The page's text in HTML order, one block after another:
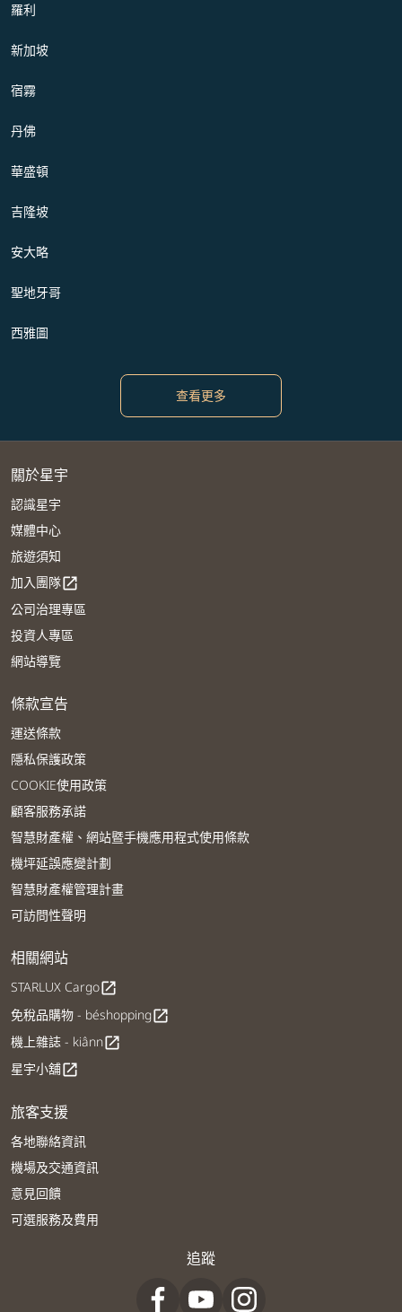
羅利
新加坡
宿霧
丹佛
華盛頓
吉隆坡
安大略
聖地牙哥
西雅圖
查看更多
關於星宇
認識星宇
媒體中心
旅遊須知
加入團隊open_in_new
公司治理專區
投資人專區
網站導覽
條款宣告
運送條款
隱私保護政策
COOKIE使用政策
顧客服務承諾
智慧財產權、網站暨手機應用程式使用條款
機坪延誤應變計劃
智慧財產權管理計畫
可訪問性聲明
相關網站
STARLUX Cargoopen_in_new
免稅品購物 - béshoppingopen_in_new
機上雜誌 - kiânnopen_in_new
星宇小舖open_in_new
旅客支援
各地聯絡資訊
機場及交通資訊
意見回饋
可選服務及費用
追蹤